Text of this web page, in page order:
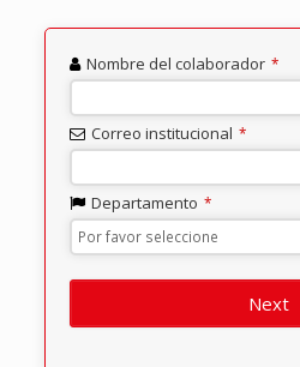
Nombre del colaborador *
Correo institucional *
Departamento *
Next